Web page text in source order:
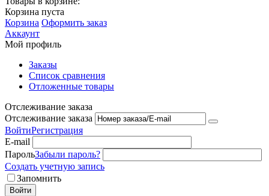
Корзина пуста
Корзина Оформить заказ
Аккаунт
Мой профиль
Заказы
Список сравнения
Отложенные товары
Отслеживание заказа
Отслеживание заказа
ВойтиРегистрация
E-mail
ПарольЗабыли пароль?
Создать учетную запись
Запомнить
Войти